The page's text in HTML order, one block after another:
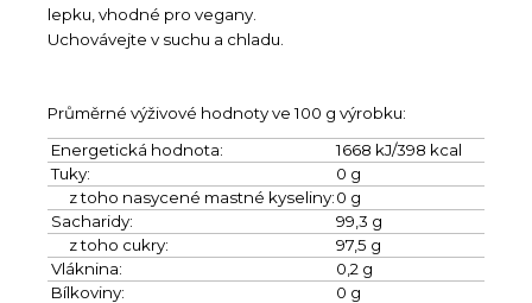
lepku, vhodné pro vegany.
Uchovávejte v suchu a chladu.
Průměrné výživové hodnoty ve 100 g výrobku:
Energetická hodnota:
1668 kJ/398 kcal
Tuky:
0 g
z toho nasycené mastné kyseliny:0 g
Sacharidy:
99,3 g
z toho cukry:
97,5 g
Vláknina:
0,2 g
Bílkoviny:
0 g